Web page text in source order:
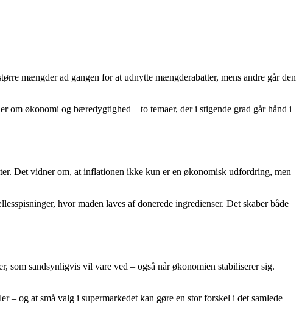
mængder ad gangen for at udnytte mængderabatter, mens andre går den
om økonomi og bæredygtighed – to temaer, der i stigende grad går hånd i
Det vidner om, at inflationen ikke kun er en økonomisk udfordring, men
hvor maden laves af donerede ingredienser. Det skaber både
som sandsynligvis vil vare ved – også når økonomien stabiliserer sig.
og at små valg i supermarkedet kan gøre en stor forskel i det samlede